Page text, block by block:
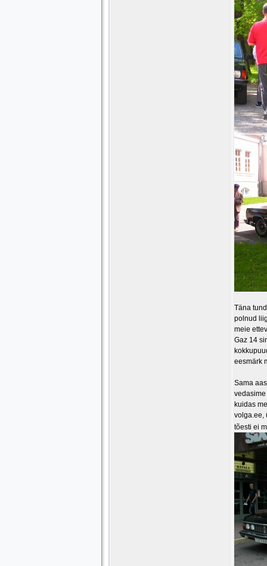
Täna
polnud
meie
Gaz 14
eesmärk
Sama
kuidas
volga.ee,
tõesti ei